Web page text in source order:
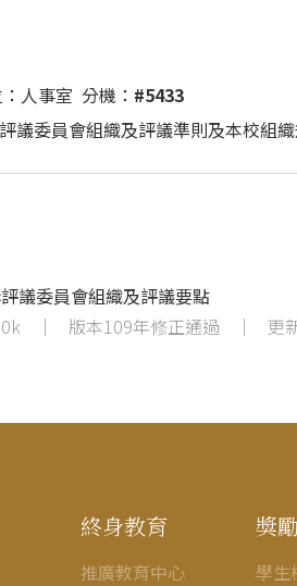
人事室 分機： #5433
議委員會組織及評議準則及本校組
議委員會組織及評議要點
│ 版本109年修正通過 │ 更
終身教育
推廣教育中心
獎
學生